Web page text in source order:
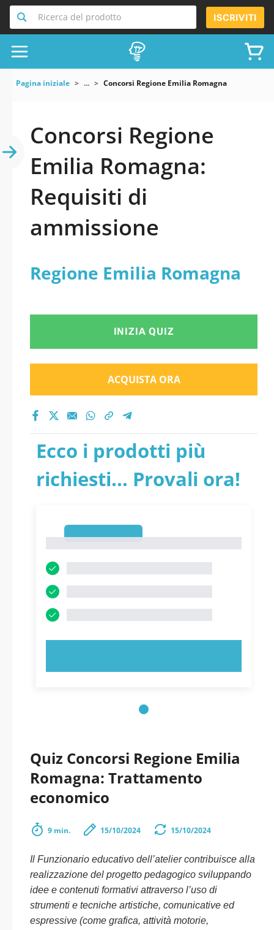
Ricerca del prodotto ISCRIVITI
Pagina iniziale ... Concorsi Regione Emilia Romagna
Concorsi Regione
Emilia Romagna:
Requisiti di
ammissione
Regione Emilia Romagna
INIZIA QUIZ
ACQUISTA ORA
Ecco i prodotti più
richiesti... Provali ora!
Quiz Concorsi Regione Emilia
Romagna: Trattamento
economico
9 min. 15/10/2024 15/10/2024
Il Funzionario educativo dell’atelier contribuisce alla
realizzazione del progetto pedagogico sviluppando
idee e contenuti formativi attraverso l’uso di
strumenti e tecniche artistiche, comunicative ed
espressive (come grafica, attività motorie,